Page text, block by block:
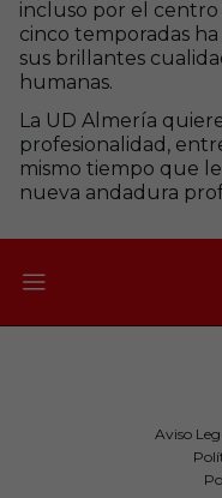
incluso por el centro
cinco temporadas
sus brillantes
humanas.
La UD Almería
profesionalidad,
mismo tiempo que
nueva andadura
Aviso